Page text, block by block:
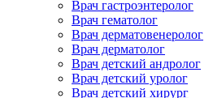
Врач гастроэнтеролог
Врач гематолог
Врач дерматовенеролог
Врач дерматолог
Врач детский андролог
Врач детский уролог
Врач детский хирург